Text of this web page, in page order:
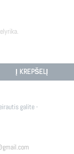
Į KREPŠELĮ
galite -